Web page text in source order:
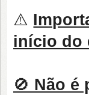
⚠️
início do
🚫 Não é